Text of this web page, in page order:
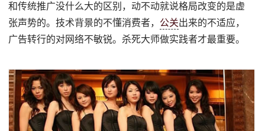
和传统推广没什么大的区别，动不动就说格局改变的是虚
张声势的。技术背景的不懂消费者， 公关出来的不适应，
广告转行的对网络不敏锐。杀死大师做实践者才最重要。